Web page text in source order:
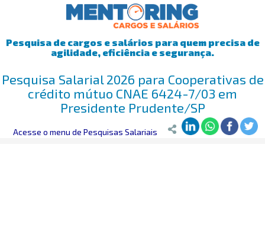
Pesquisa de cargos e salários para quem precisa de
agilidade, eficiência e segurança.
Pesquisa Salarial 2026 para Cooperativas de
crédito mútuo CNAE 6424-7/03 em
Presidente Prudente/SP
Mentoring>Pesquisa Salarial>Presidente Prudente/SP>
Acesse o menu de Pesquisas Salariais